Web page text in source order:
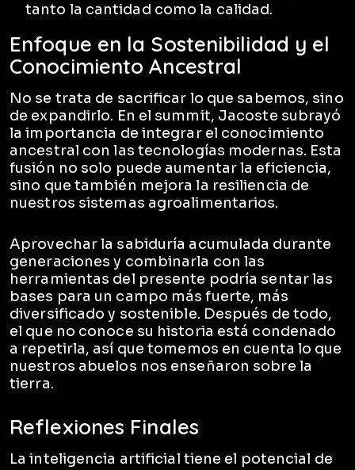
tanto la cantidad como la calidad.
Enfoque en la Sostenibilidad y el
Conocimiento Ancestral
No se trata de sacrificar lo que sabemos, sino
de expandirlo. En el summit, Jacoste subrayó
la importancia de integrar el conocimiento
ancestral con las tecnologías modernas. Esta
fusión no solo puede aumentar la eficiencia,
sino que también mejora la resiliencia de
nuestros sistemas agroalimentarios.
Aprovechar la sabiduría acumulada durante
generaciones y combinarla con las
herramientas del presente podría sentar las
bases para un campo más fuerte, más
diversificado y sostenible. Después de todo,
el que no conoce su historia está condenado
a repetirla, así que tomemos en cuenta lo que
nuestros abuelos nos enseñaron sobre la
tierra.
Reflexiones Finales
La inteligencia artificial tiene el potencial de